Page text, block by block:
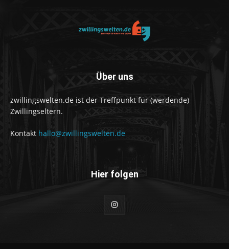
Über uns
zwillingswelten.de ist der Treffpunkt für (werdende)
Zwillingseltern.
Kontakt hallo@zwillingswelten.de
Hier folgen